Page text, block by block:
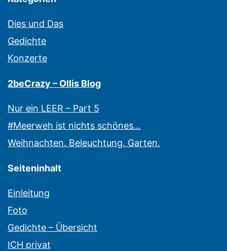
Dies und Das
Gedichte
Konzerte
2beCrazy – Ollis Blog
Nur ein LEER – Part 5
#Meerweh ist nichts schönes…
Weihnachten. Beleuchtung. Garten.
Seiteninhalt
Einleitung
Foto
Gedichte – Übersicht
ICH privat